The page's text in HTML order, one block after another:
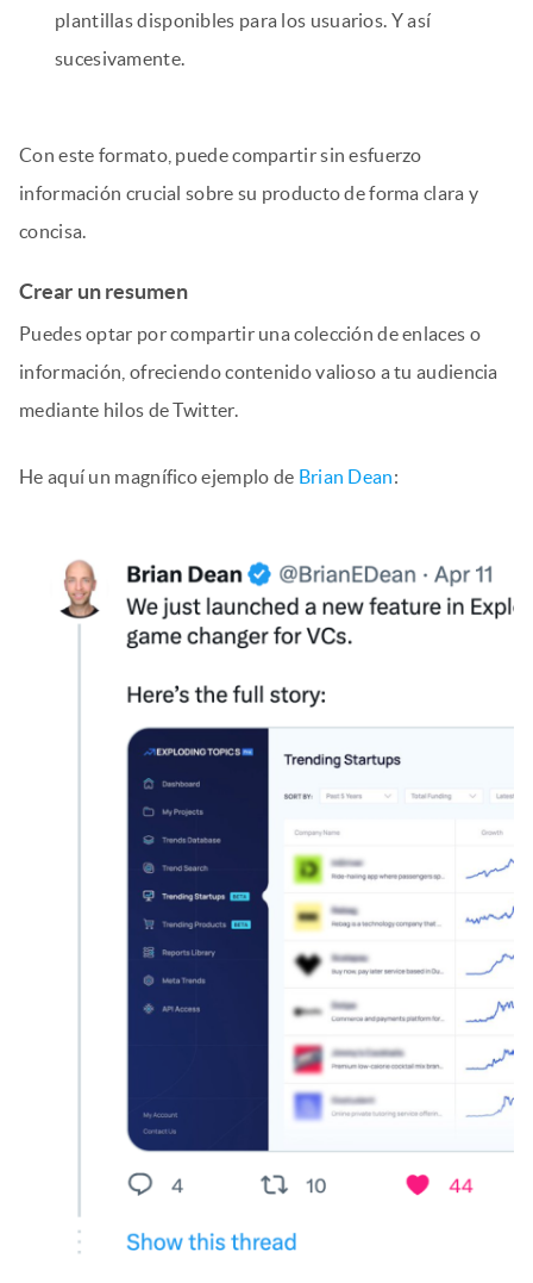
plantillas disponibles para los usuarios. Y así
sucesivamente.
Con este formato, puede compartir sin esfuerzo
información crucial sobre su producto de forma clara y
concisa.
Crear un resumen
Puedes optar por compartir una colección de enlaces o
información, ofreciendo contenido valioso a tu audiencia
mediante hilos de Twitter.
He aquí un magnífico ejemplo de Brian Dean: